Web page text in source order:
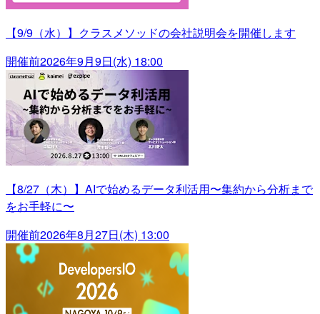
【9/9（水）】クラスメソッドの会社説明会を開催します
開催前2026年9月9日(水) 18:00
【8/27（木）】AIで始めるデータ利活用〜集約から分析まで
をお手軽に〜
開催前2026年8月27日(木) 13:00